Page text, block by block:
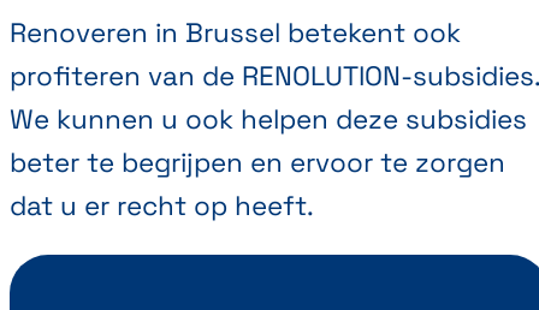
Renoveren in Brussel betekent ook
profiteren van de RENOLUTION-
We kunnen u ook helpen deze subsidies
beter te begrijpen en ervoor te zorgen
dat u er recht op heeft.